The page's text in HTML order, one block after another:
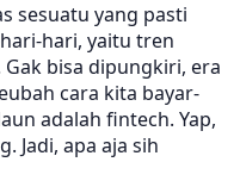
sesuatu yang pasti
hari, yaitu tren
bisa dipungkiri, era
cara kita bayar-
adalah fintech. Yap,
Jadi, apa aja sih